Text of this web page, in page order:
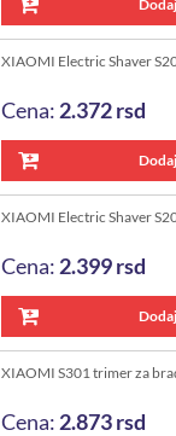
XIAOMI Electric Shaver
Cena: 2.372rsd
XIAOMI Electric Shaver
Cena: 2.399rsd
XIAOMI S301 trimer za
Cena: 2.873rsd